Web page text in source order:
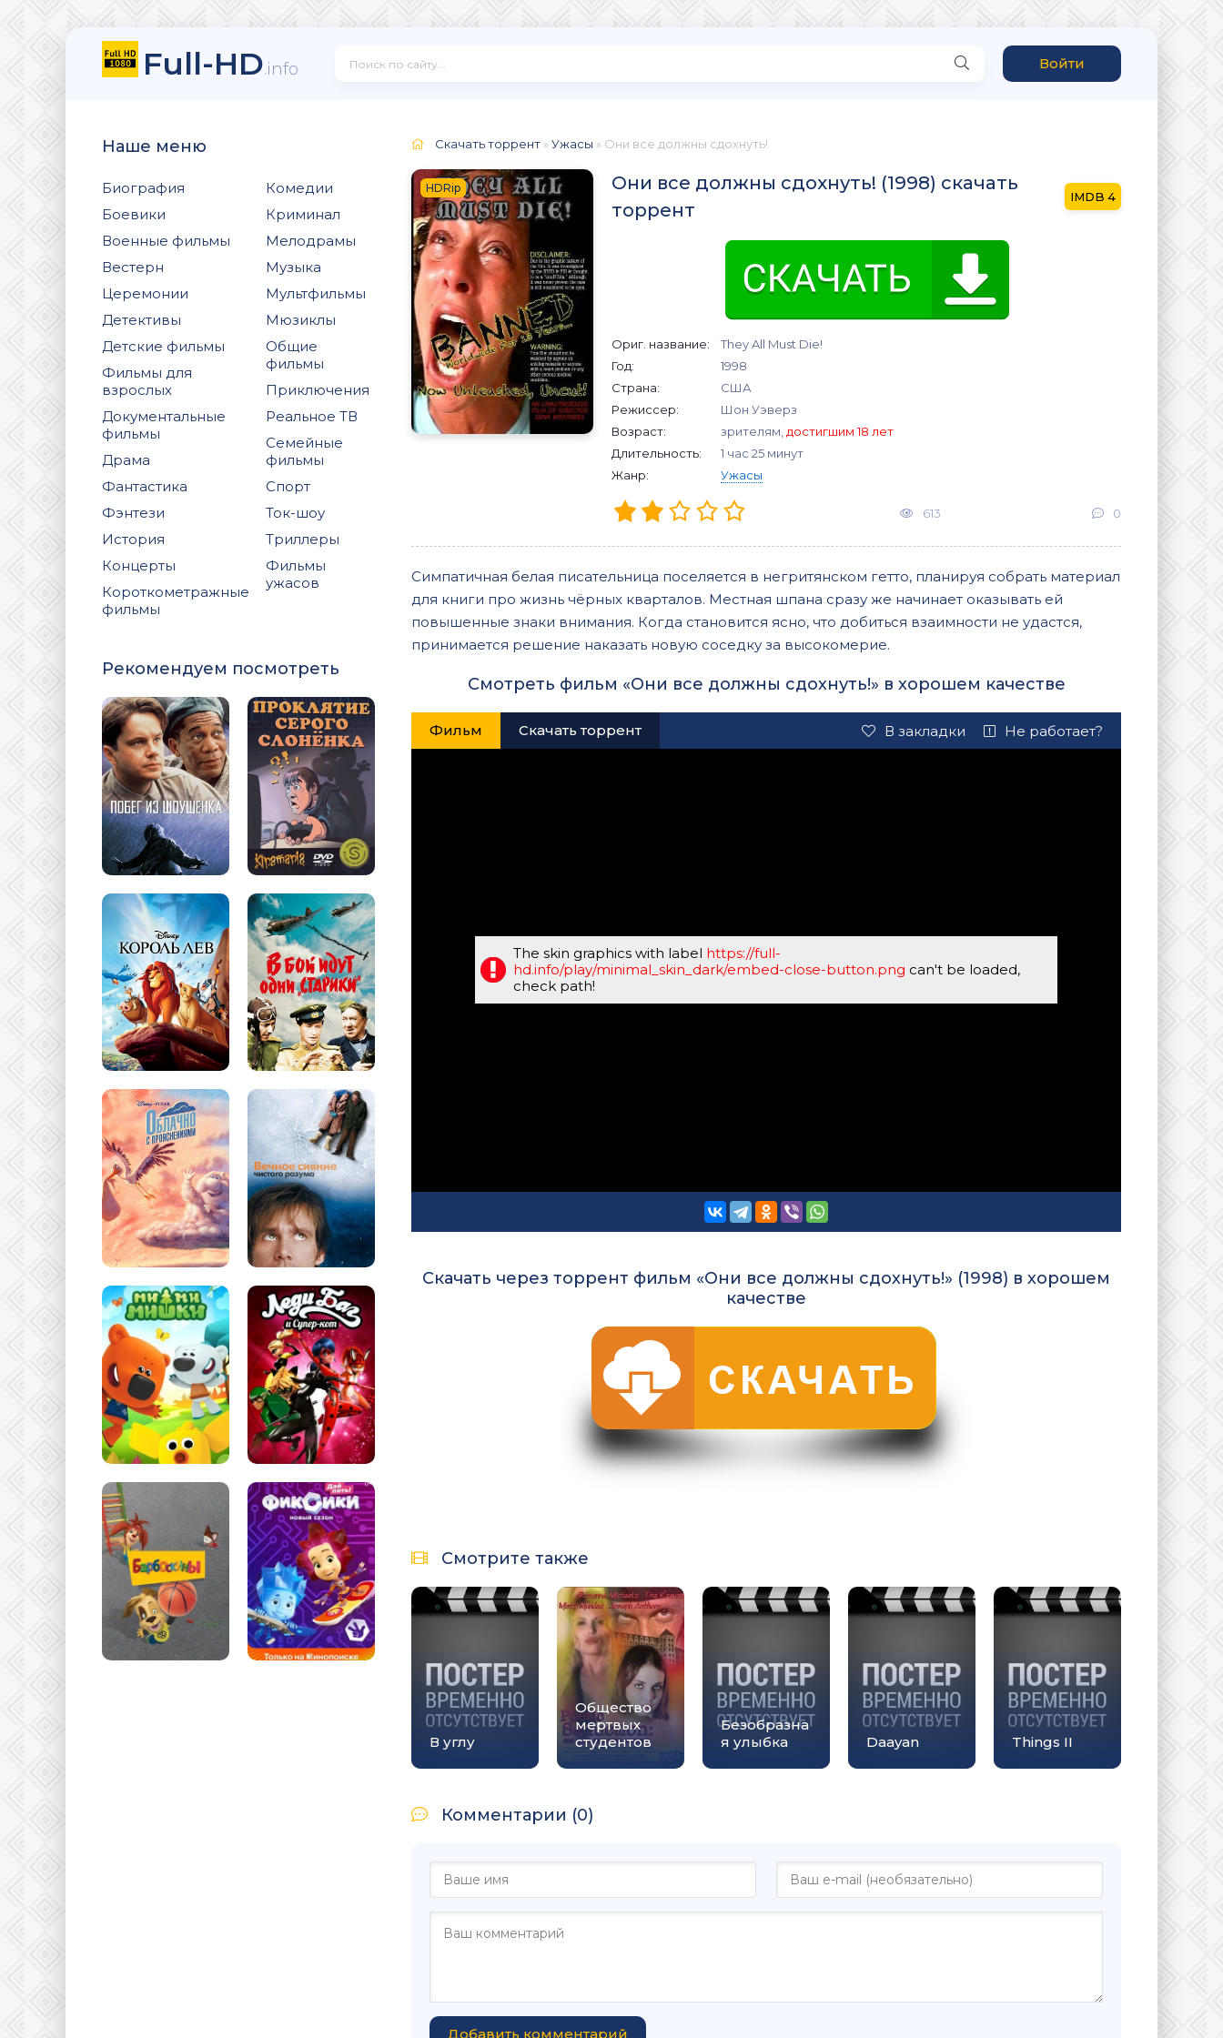
Full-HD.info Войти
Наше меню
Биография
Боевики
Военные фильмы
Вестерн
Церемонии
Детективы
Детские фильмы
Фильмы для
взрослых
Документальные
фильмы
Драма
Фантастика
Фэнтези
История
Концерты
Короткометражные
фильмы
Комедии
Криминал
Мелодрамы
Музыка
Мультфильмы
Мюзиклы
Общие
фильмы
Приключения
Реальное ТВ
Семейные
фильмы
Спорт
Ток-шоу
Триллеры
Фильмы
ужасов
Рекомендуем посмотреть
Скачать торрент »Ужасы » Они все должны сдохнуть!
HDRip
Они все должны сдохнуть! (1998) скачать
торрент
4
Ориг. название:
They All Must Die!
Год:
1998
Страна:
США
Режиссер:
Шон Уэверз
Возраст:
зрителям, достигшим 18 лет
Длительность:
1 час 25 минут
Жанр:
Ужасы
613 0
Симпатичная белая писательница поселяется в негритянском гетто, планируя собрать материал
для книги про жизнь чёрных кварталов. Местная шпана сразу же начинает оказывать ей
повышенные знаки внимания. Когда становится ясно, что добиться взаимности не удастся,
принимается решение наказать новую соседку за высокомерие.
Смотреть фильм «Они все должны сдохнуть!» в хорошем качестве
Фильм Скачать торрент В закладки Не работает?
The skin graphics with label https://full-
hd.info/play/minimal_skin_dark/embed-close-button.png can't be loaded,
check path!
Скачать через торрент фильм «Они все должны сдохнуть!» (1998) в хорошем
качестве
Смотрите также
В углу
Общество
мертвых
студентов
Безобразна
я улыбка
Daayan Things II
Комментарии (0)
Добавить комментарий